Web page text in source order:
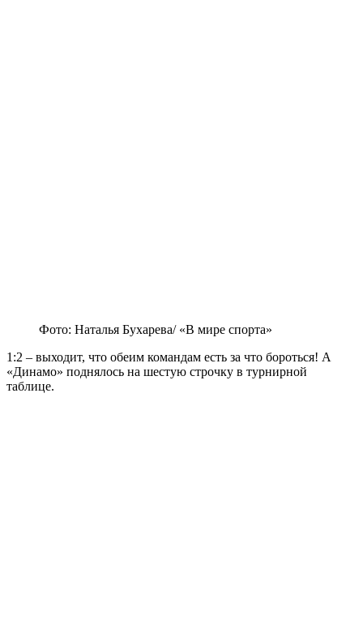
Фото: Наталья Бухарева/ «В мире спорта»
1:2 – выходит, что обеим командам есть за что бороться! А
«Динамо» поднялось на шестую строчку в турнирной
таблице.